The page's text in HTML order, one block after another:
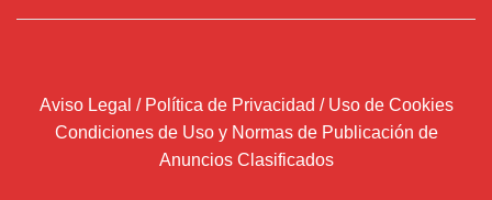
Aviso Legal / Política de Privacidad / Uso de Cookies
Condiciones de Uso y Normas de Publicación de
Anuncios Clasificados